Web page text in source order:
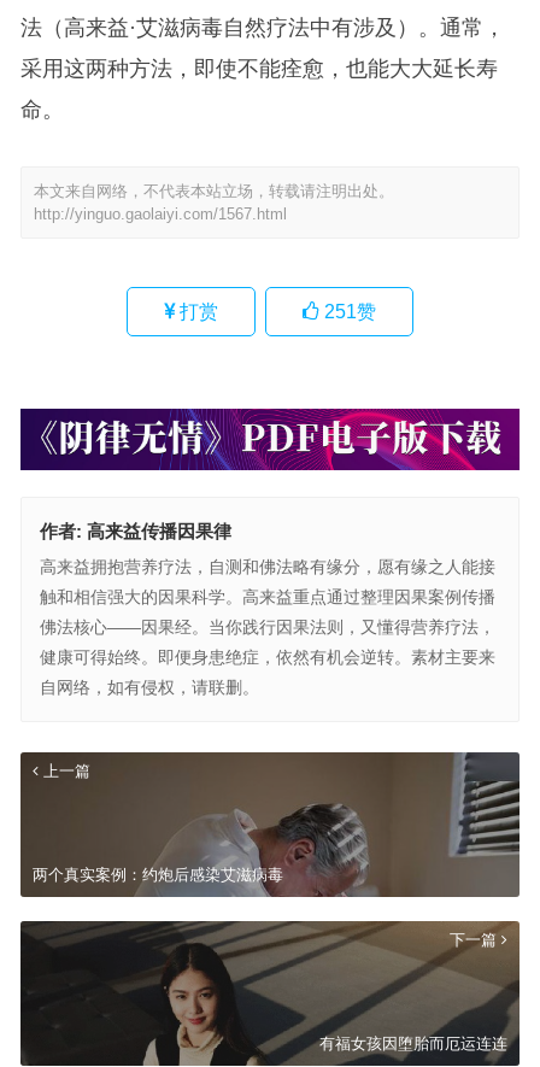
法（高来益·艾滋病毒自然疗法中有涉及）。通常，
采用这两种方法，即使不能痊愈，也能大大延长寿
命。
本文来自网络，不代表本站立场，转载请注明出处。
http://yinguo.gaolaiyi.com/1567.html
打赏 251赞
作者: 高来益传播因果律
高来益拥抱营养疗法，自测和佛法略有缘分，愿有缘之人能接
触和相信强大的因果科学。高来益重点通过整理因果案例传播
佛法核心——因果经。当你践行因果法则，又懂得营养疗法，
健康可得始终。即便身患绝症，依然有机会逆转。素材主要来
自网络，如有侵权，请联删。
上一篇
两个真实案例：约炮后感染艾滋病毒
下一篇
有福女孩因堕胎而厄运连连